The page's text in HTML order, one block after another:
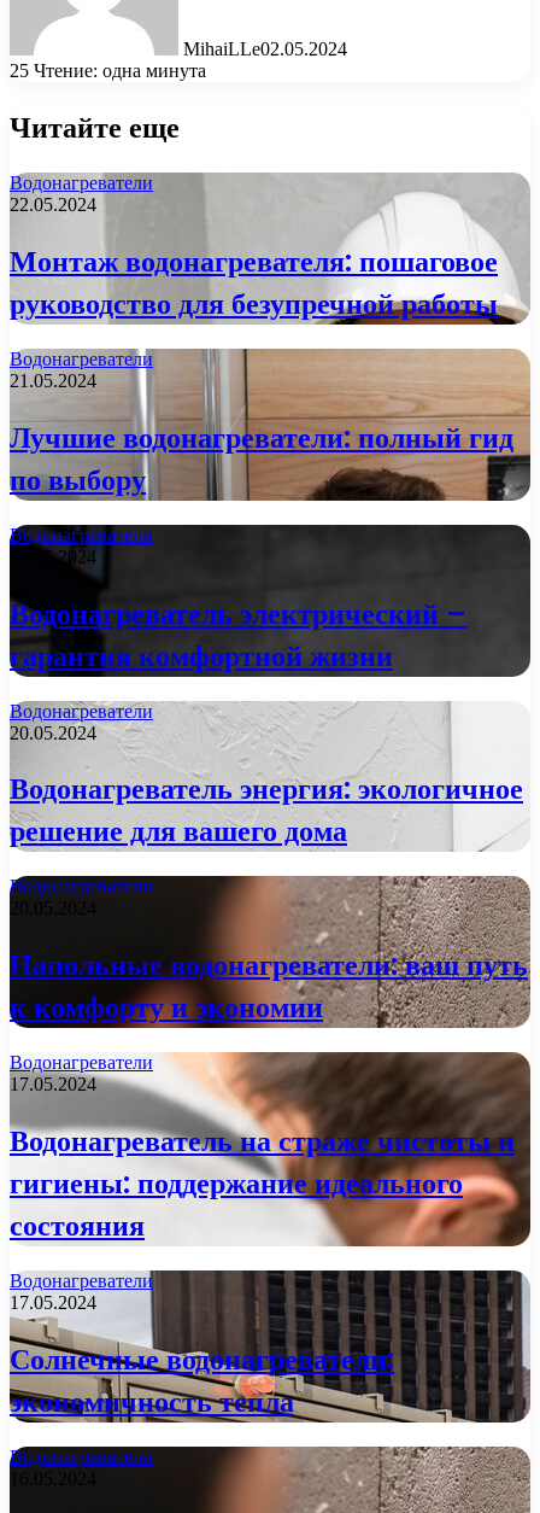
MihaiLLe02.05.2024
25 Чтение: одна минута
Читайте еще
Водонагреватели
22.05.2024
Монтаж водонагревателя: пошаговое
руководство для безупречной работы
Водонагреватели
21.05.2024
Лучшие водонагреватели: полный гид
по выбору
Водонагреватели
21.05.2024
Водонагреватель электрический –
гарантия комфортной жизни
Водонагреватели
20.05.2024
Водонагреватель энергия: экологичное
решение для вашего дома
Водонагреватели
Напольные водонагреватели: ваш путь
к комфорту и экономии
Водонагреватели
17.05.2024
Водонагреватель на страже чистоты и
гигиены: поддержание идеального
состояния
Водонагреватели
17.05.2024
Солнечные водонагреватели:
экономичность тепла
Водонагреватели